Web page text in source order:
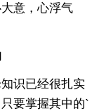
意，心浮气
识已经很扎实
要掌握其中的`